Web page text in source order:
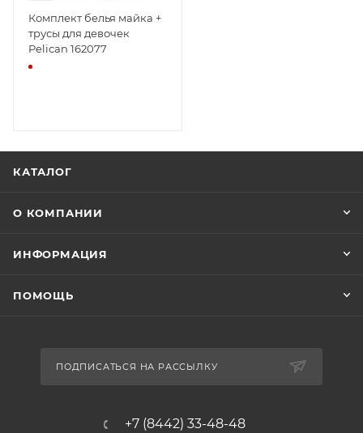
Комплект белья майка +
трусы для девочек
Pelican 162077
КАТАЛОГ
О КОМПАНИИ
ИНФОРМАЦИЯ
ПОМОЩЬ
ПОДПИСАТЬСЯ НА РАССЫЛКУ
+7 (8442) 33-48-48